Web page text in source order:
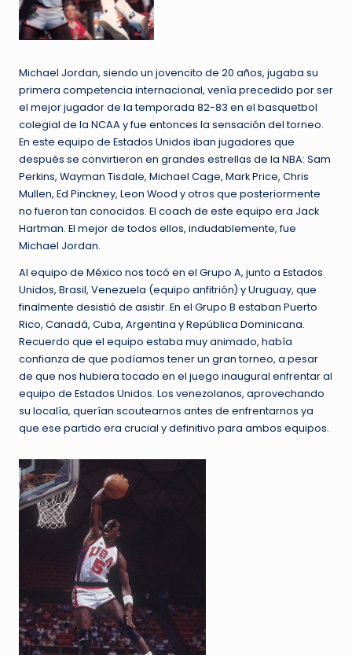
Michael Jordan, siendo un jovencito de 20 años, jugaba su
primera competencia internacional, venía precedido por ser
el mejor jugador de la temporada 82-83 en el basquetbol
colegial de la NCAA y fue entonces la sensación del torneo.
En este equipo de Estados Unidos iban jugadores que
después se convirtieron en grandes estrellas de la NBA: Sam
Perkins, Wayman Tisdale, Michael Cage, Mark Price, Chris
Mullen, Ed Pinckney, Leon Wood y otros que posteriormente
no fueron tan conocidos. El coach de este equipo era Jack
Hartman. El mejor de todos ellos, indudablemente, fue
Michael Jordan.
Al equipo de México nos tocó en el Grupo A, junto a Estados
Unidos, Brasil, Venezuela (equipo anfitrión) y Uruguay, que
finalmente desistió de asistir. En el Grupo B estaban Puerto
Rico, Canadá, Cuba, Argentina y República Dominicana.
Recuerdo que el equipo estaba muy animado, había
confianza de que podíamos tener un gran torneo, a pesar
de que nos hubiera tocado en el juego inaugural enfrentar al
equipo de Estados Unidos. Los venezolanos, aprovechando
su localía, querían scoutearnos antes de enfrentarnos ya
que ese partido era crucial y definitivo para ambos equipos.